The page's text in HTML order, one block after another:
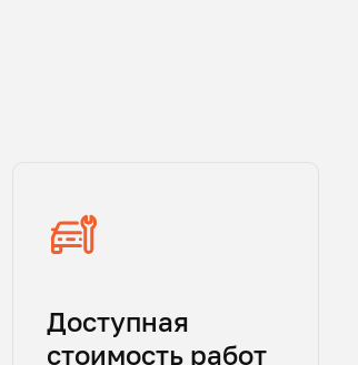
Доступная
стоимость работ